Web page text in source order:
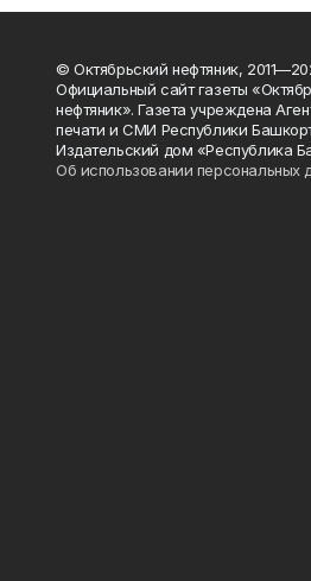
© Октябрьский нефтяник,
Официальный сайт газеты
нефтяник». Газета учреждена
печати и СМИ Республики
Издательский дом «Республика
Об использовании персональных